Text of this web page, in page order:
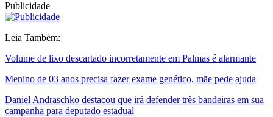
Publicidade
Leia Também:
Volume de lixo descartado incorretamente em Palmas é alarmante
Menino de 03 anos precisa fazer exame genético, mãe pede ajuda
Daniel Andraschko destacou que irá defender três bandeiras em sua
campanha para deputado estadual